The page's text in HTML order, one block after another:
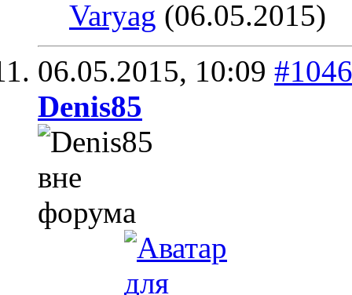
Varyag (06.05.2015)
06.05.2015, 10:09 #1046
Denis85